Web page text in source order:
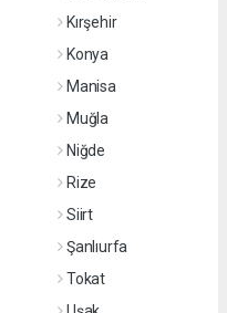
Kırşehir
Konya
Manisa
Muğla
Niğde
Rize
Siirt
Şanlıurfa
Tokat